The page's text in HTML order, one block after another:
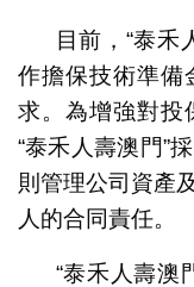
目前，“泰禾
作擔保技術準備
求。為增強對投
“泰禾人壽澳門”
則管理公司資產
人的合同責任。
“泰禾人壽澳